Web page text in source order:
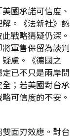
國承諾可信度、
。《法新社》認
戰略猜疑仍深。
軍售保留為談判
慮。《德國之
已不只是兩岸問
；若美國對台承
可信度的不安。
雙面刃效應。對台